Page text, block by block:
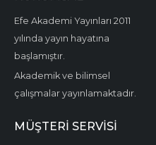
Efe Akademi Yayınları 2011
yılında yayın hayatına
başlamıştır.
Akademik ve bilimsel
çalışmalar yayınlamaktadır.
MÜŞTERI SERVISI